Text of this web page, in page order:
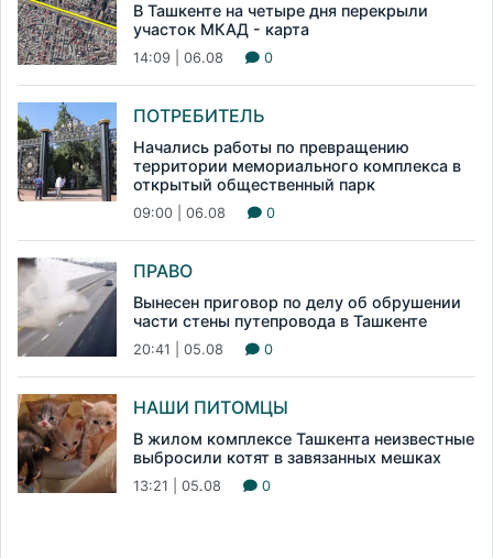
В Ташкенте на четыре дня перекрыли
участок МКАД - карта
14:09 | 06.08 0
ПОТРЕБИТЕЛЬ
Начались работы по превращению
территории мемориального комплекса в
открытый общественный парк
09:00 | 06.08 0
ПРАВО
Вынесен приговор по делу об обрушении
части стены путепровода в Ташкенте
20:41 | 05.08 0
НАШИ ПИТОМЦЫ
В жилом комплексе Ташкента неизвестные
выбросили котят в завязанных мешках
13:21 | 05.08 0